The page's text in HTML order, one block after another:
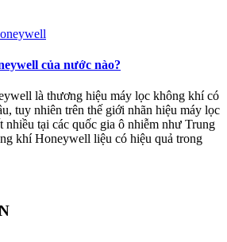
của nước nào?
là thương hiệu máy lọc không khí có
tuy nhiên trên thế giới nhãn hiệu máy lọc
nhiều tại các quốc gia ô nhiễm như Trung
khí Honeywell liệu có hiệu quả trong